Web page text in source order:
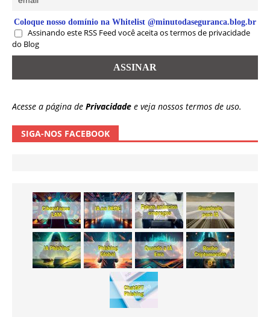
Coloque nosso domínio na Whitelist @minutodaseguranca.blog.br
Assinando este RSS Feed você aceita os termos de privacidade
do Blog
Acesse a página de Privacidade e veja nossos termos de uso.
SIGA-NOS FACEBOOK